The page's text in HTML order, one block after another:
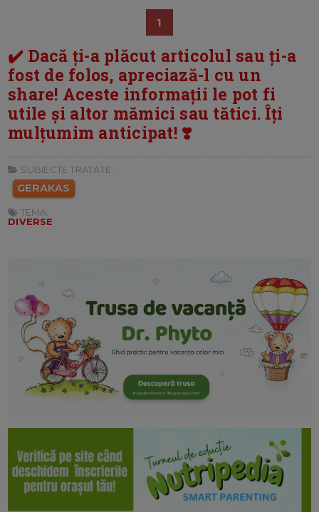
1
✔️ Dacă ți-a plăcut articolul sau ți-a
fost de folos, apreciază-l cu un
share! Aceste informații le pot fi
utile și altor mămici sau tătici. Îți
mulțumim anticipat! ❣️
SUBIECTE TRATATE:
GERAKAS
TEMA:
DIVERSE